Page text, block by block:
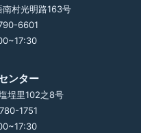
村光明路163号
6601
ンター
埕里102之8号
1751